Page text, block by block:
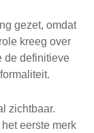
gezet, omdat
kreeg over
de definitieve
zichtbaar.
eerste merk